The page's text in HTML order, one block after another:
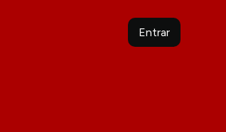
Entrar